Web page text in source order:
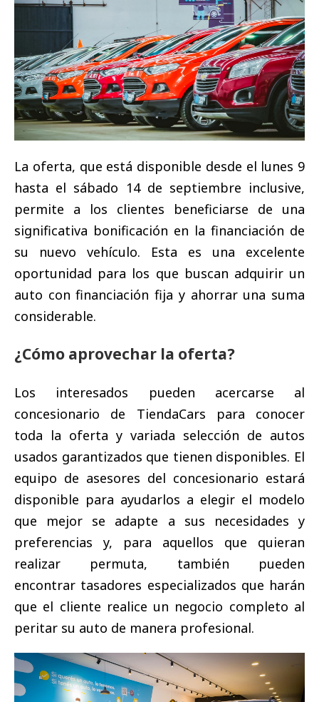
La oferta, que está disponible desde el lunes 9
hasta el sábado 14 de septiembre inclusive,
permite a los clientes beneficiarse de una
significativa bonificación en la financiación de
su nuevo vehículo. Esta es una excelente
oportunidad para los que buscan adquirir un
auto con financiación fija y ahorrar una suma
considerable.
¿Cómo aprovechar la oferta?
Los interesados pueden acercarse al
concesionario de TiendaCars para conocer
toda la oferta y variada selección de autos
usados garantizados que tienen disponibles. El
equipo de asesores del concesionario estará
disponible para ayudarlos a elegir el modelo
que mejor se adapte a sus necesidades y
preferencias y, para aquellos que quieran
realizar permuta, también pueden
encontrar tasadores especializados que harán
que el cliente realice un negocio completo al
peritar su auto de manera profesional.